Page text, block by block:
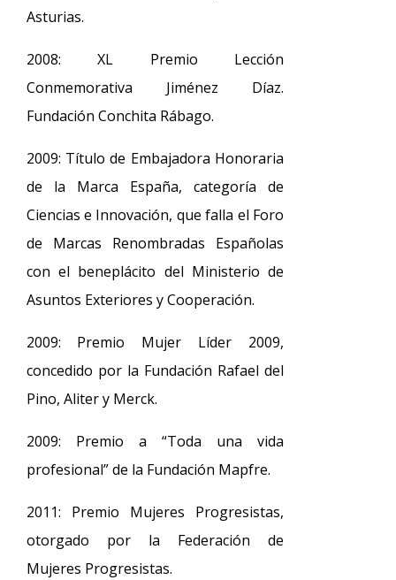
Asturias.
2008: XL Premio Lección
Conmemorativa Jiménez Díaz.
Fundación Conchita Rábago.
2009: Título de Embajadora Honoraria
de la Marca España, categoría de
Ciencias e Innovación, que falla el Foro
de Marcas Renombradas Españolas
con el beneplácito del Ministerio de
Asuntos Exteriores y Cooperación.
2009: Premio Mujer Líder 2009,
concedido por la Fundación Rafael del
Pino, Aliter y Merck.
2009: Premio a “Toda una vida
profesional” de la Fundación Mapfre.
2011: Premio Mujeres Progresistas,
otorgado por la Federación de
Mujeres Progresistas.